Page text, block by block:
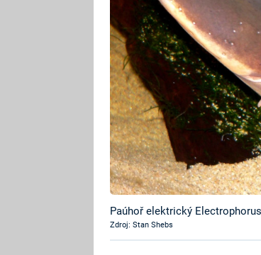
Paúhoř elektrický
Zdroj: Stan Shebs